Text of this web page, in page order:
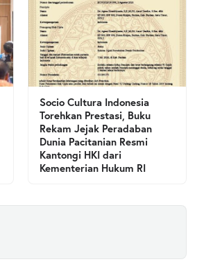
Socio Cultura Indonesia
Torehkan Prestasi, Buku
Rekam Jejak Peradaban
Dunia Pacitanian Resmi
Kantongi HKI dari
Kementerian Hukum RI